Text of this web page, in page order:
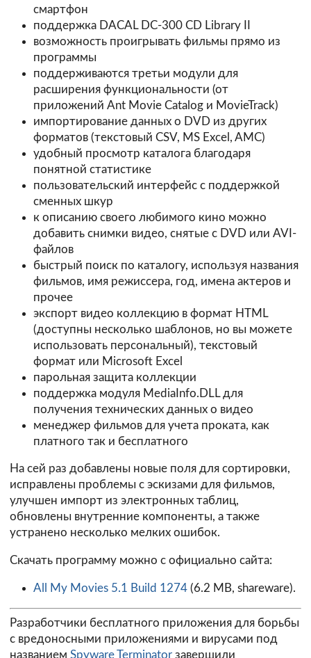
смартфон
поддержка DACAL DC-300 CD Library II
возможность проигрывать фильмы прямо из
программы
поддерживаются третьи модули для
расширения функциональности (от
приложений Ant Movie Catalog и MovieTrack)
импортирование данных о DVD из других
форматов (текстовый CSV, MS Excel, AMC)
удобный просмотр каталога благодаря
понятной статистике
пользовательский интерфейс с поддержкой
сменных шкур
к описанию своего любимого кино можно
добавить снимки видео, снятые с DVD или AVI-
файлов
быстрый поиск по каталогу, используя названия
фильмов, имя режиссера, год, имена актеров и
прочее
экспорт видео коллекцию в формат HTML
(доступны несколько шаблонов, но вы можете
использовать персональный), текстовый
формат или Microsoft Excel
парольная защита коллекции
поддержка модуля MediaInfo.DLL для
получения технических данных о видео
менеджер фильмов для учета проката, как
платного так и бесплатного
На сей раз добавлены новые поля для сортировки,
исправлены проблемы с эскизами для фильмов,
улучшен импорт из электронных таблиц,
обновлены внутренние компоненты, а также
устранено несколько мелких ошибок.
Скачать программу можно с официально сайта:
All My Movies 5.1 Build 1274(6.2 MB, shareware).
Разработчики бесплатного приложения для борьбы
с вредоносными приложениями и вирусами под
названием Spyware Terminator завершили